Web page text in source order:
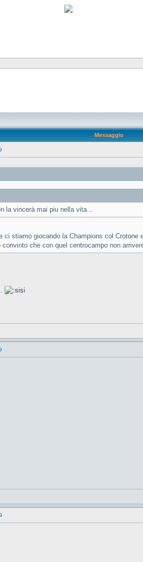
Messaggio
la vincerà mai piu nella vita...
stiamo giocando la Champions col
che con quel centrocampo non